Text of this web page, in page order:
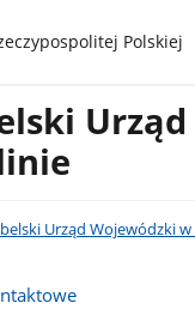
Polskiej
Urząd Wojewódzki